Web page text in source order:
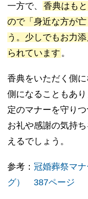
一方で、 香典はも
ので「身近な方が
う。少しでもお力
られています 。
香典をいただく側
側になることもあ
定のマナーを守り
お礼や感謝の気持
えるでしょう。
参考： 冠婚葬祭マ
グ） 387ページ